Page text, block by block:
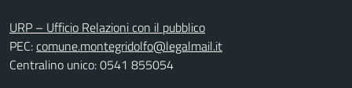
URP – Ufficio Relazioni con il pubblico
PEC:comune.montegridolfo@legalmail.it
Centralino unico: 0541 855054